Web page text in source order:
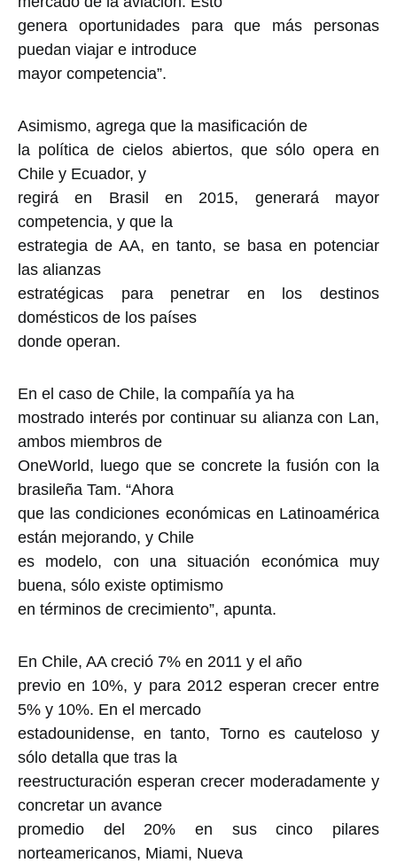
genera oportunidades para que más personas
puedan viajar e introduce
mayor competencia”.
Asimismo, agrega que la masificación de
la política de cielos abiertos, que sólo opera en
Chile y Ecuador, y
regirá en Brasil en 2015, generará mayor
competencia, y que la
estrategia de AA, en tanto, se basa en potenciar
las alianzas
estratégicas para penetrar en los destinos
domésticos de los países
donde operan.
En el caso de Chile, la compañía ya ha
mostrado interés por continuar su alianza con Lan,
ambos miembros de
OneWorld, luego que se concrete la fusión con la
brasileña Tam. “Ahora
que las condiciones económicas en Latinoamérica
están mejorando, y Chile
es modelo, con una situación económica muy
buena, sólo existe optimismo
en términos de crecimiento”, apunta.
En Chile, AA creció 7% en 2011 y el año
previo en 10%, y para 2012 esperan crecer entre
5% y 10%. En el mercado
estadounidense, en tanto, Torno es cauteloso y
sólo detalla que tras la
reestructuración esperan crecer moderadamente y
concretar un avance
promedio del 20% en sus cinco pilares
norteamericanos, Miami, Nueva